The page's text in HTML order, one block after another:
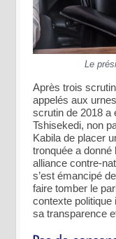
Le
Après trois
appelés aux
scrutin de 2018 a
Tshisekedi, non
Kabila de placer
tronquée a donné
alliance contre-
s’est émancipé
faire tomber le
contexte politique
sa transparence